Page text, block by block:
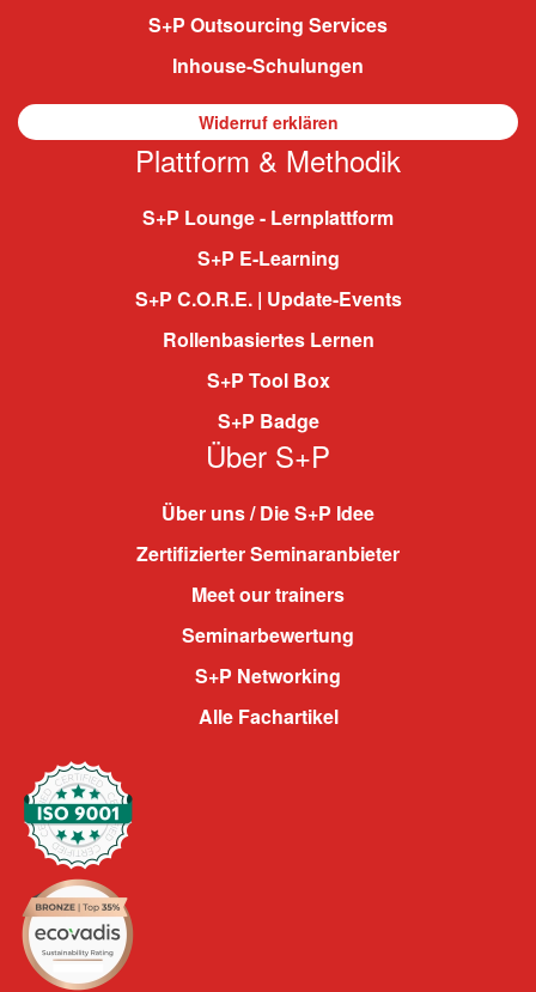
S+P Outsourcing Services
Inhouse-Schulungen
Widerruf erklären
Plattform & Methodik
S+P Lounge - Lernplattform
S+P E-Learning
S+P C.O.R.E. | Update-Events
Rollenbasiertes Lernen
S+P Tool Box
S+P Badge
Über S+P
Über uns / Die S+P Idee
Zertifizierter Seminaranbieter
Meet our trainers
Seminarbewertung
S+P Networking
Alle Fachartikel